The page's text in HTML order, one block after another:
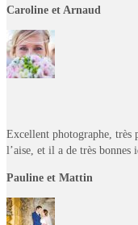
Caroline et Arnaud
Excellent photographe, très
l’aise, et il a de très bonnes
Pauline et Mattin